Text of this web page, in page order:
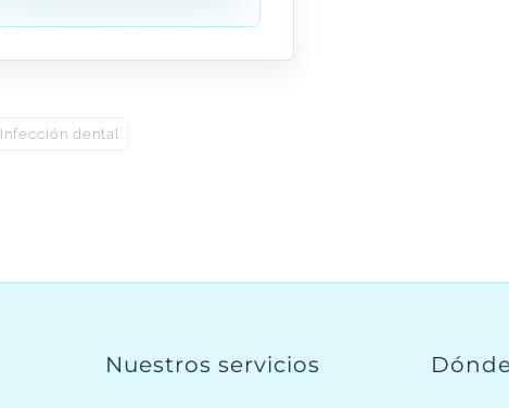
Infección dental
Nuestros servicios